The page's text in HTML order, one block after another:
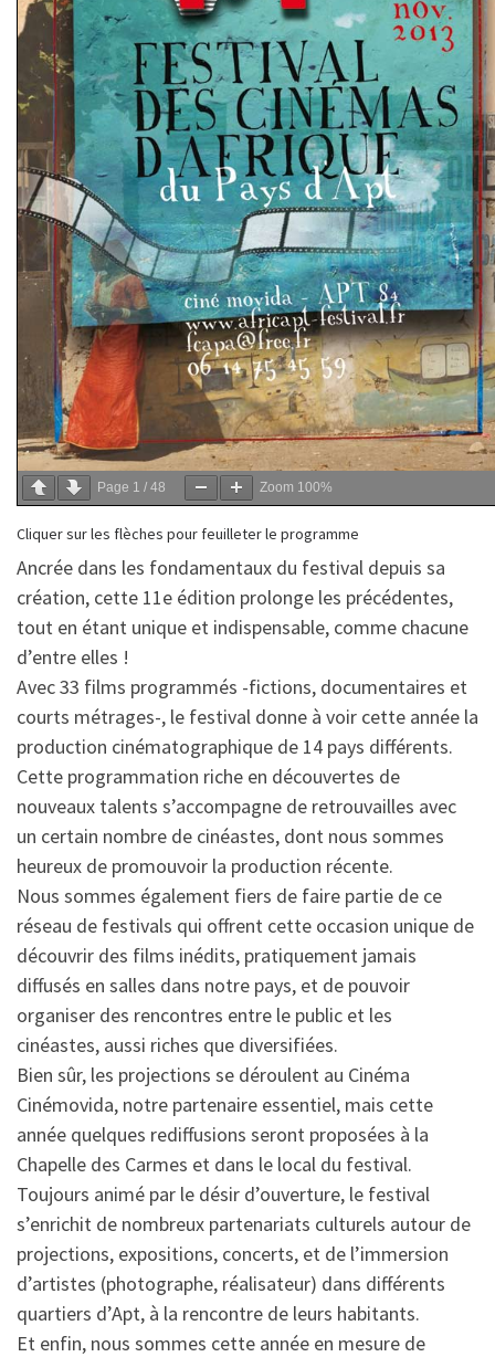
Page 1 / 48 Zoom 100%
Cliquer sur les flèches pour feuilleter le programme
Ancrée dans les fondamentaux du festival depuis sa
création, cette 11e édition prolonge les précédentes,
tout en étant unique et indispensable, comme chacune
d’entre elles !
Avec 33 films programmés -fictions, documentaires et
courts métrages-, le festival donne à voir cette année la
production cinématographique de 14 pays différents.
Cette programmation riche en découvertes de
nouveaux talents s’accompagne de retrouvailles avec
un certain nombre de cinéastes, dont nous sommes
heureux de promouvoir la production récente.
Nous sommes également fiers de faire partie de ce
réseau de festivals qui offrent cette occasion unique de
découvrir des films inédits, pratiquement jamais
diffusés en salles dans notre pays, et de pouvoir
organiser des rencontres entre le public et les
cinéastes, aussi riches que diversifiées.
Bien sûr, les projections se déroulent au Cinéma
Cinémovida, notre partenaire essentiel, mais cette
année quelques rediffusions seront proposées à la
Chapelle des Carmes et dans le local du festival.
Toujours animé par le désir d’ouverture, le festival
s’enrichit de nombreux partenariats culturels autour de
projections, expositions, concerts, et de l’immersion
d’artistes (photographe, réalisateur) dans différents
quartiers d’Apt, à la rencontre de leurs habitants.
Et enfin, nous sommes cette année en mesure de